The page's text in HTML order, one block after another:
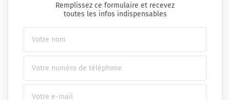
Remplissez ce formulaire et recevez
toutes les infos indispensables